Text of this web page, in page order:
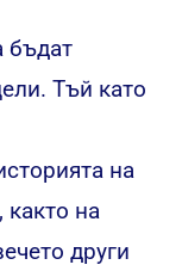
бъдат
Тъй като
на
както на
други